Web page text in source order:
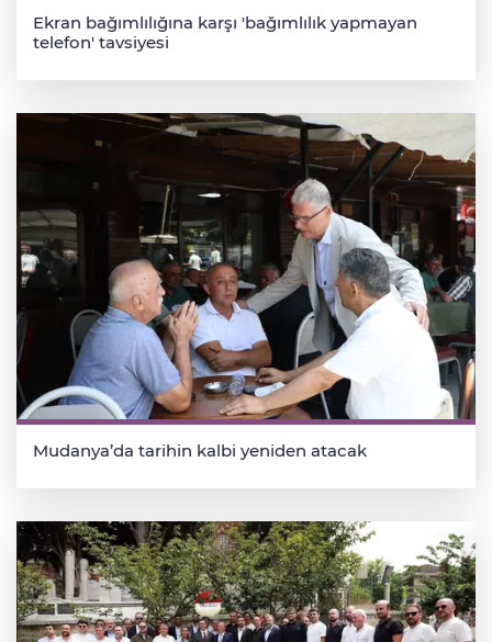
Ekran bağımlılığına karşı 'bağımlılık yapmayan
telefon' tavsiyesi
Mudanya’da tarihin kalbi yeniden atacak